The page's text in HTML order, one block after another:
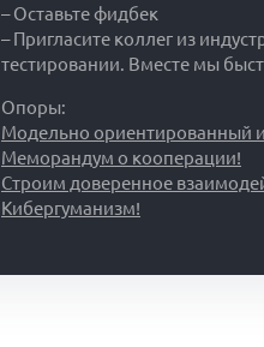
– Оставьте фидбек
– Пригласите коллег из
тестировании. Вместе мы
Опоры:
Модельно ориентированный
Меморандум о кооперации!
Строим доверенное
Кибергуманизм!